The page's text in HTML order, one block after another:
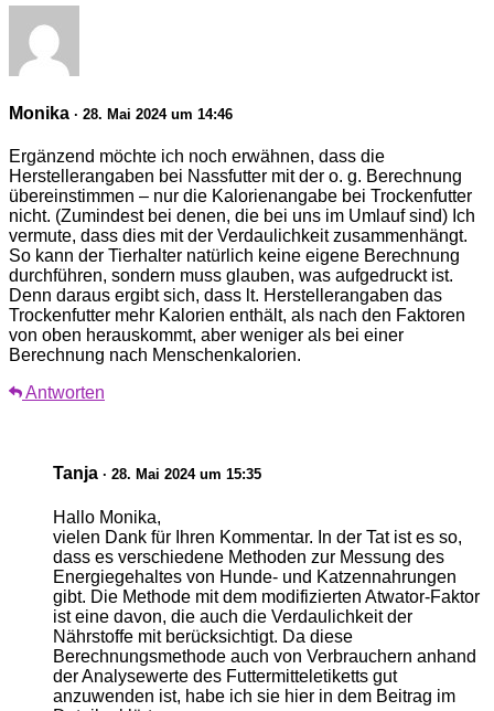
Monika · 28. Mai 2024 um 14:46
Ergänzend möchte ich noch erwähnen, dass die
Herstellerangaben bei Nassfutter mit der o. g. Berechnung
übereinstimmen – nur die Kalorienangabe bei Trockenfutter
nicht. (Zumindest bei denen, die bei uns im Umlauf sind) Ich
vermute, dass dies mit der Verdaulichkeit zusammenhängt.
So kann der Tierhalter natürlich keine eigene Berechnung
durchführen, sondern muss glauben, was aufgedruckt ist.
Denn daraus ergibt sich, dass lt. Herstellerangaben das
Trockenfutter mehr Kalorien enthält, als nach den Faktoren
von oben herauskommt, aber weniger als bei einer
Berechnung nach Menschenkalorien.
Antworten
Tanja · 28. Mai 2024 um 15:35
Hallo Monika,
vielen Dank für Ihren Kommentar. In der Tat ist es so,
dass es verschiedene Methoden zur Messung des
Energiegehaltes von Hunde- und Katzennahrungen
gibt. Die Methode mit dem modifizierten Atwator-Faktor
ist eine davon, die auch die Verdaulichkeit der
Nährstoffe mit berücksichtigt. Da diese
Berechnungsmethode auch von Verbrauchern anhand
der Analysewerte des Futtermitteletiketts gut
anzuwenden ist, habe ich sie hier in dem Beitrag im